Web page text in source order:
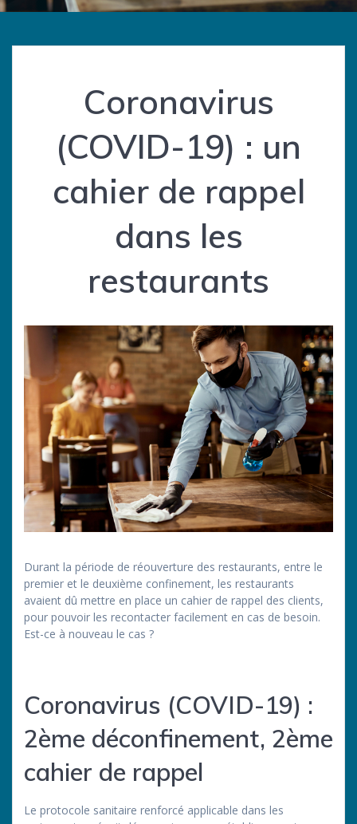
Coronavirus
(COVID-19) : un
cahier de rappel
dans les
restaurants
Durant la période de réouverture des restaurants, entre le
premier et le deuxième confinement, les restaurants
avaient dû mettre en place un cahier de rappel des clients,
pour pouvoir les recontacter facilement en cas de besoin.
Est-ce à nouveau le cas ?
Coronavirus (COVID-19) :
2ème déconfinement, 2ème
cahier de rappel
Le protocole sanitaire renforcé applicable dans les